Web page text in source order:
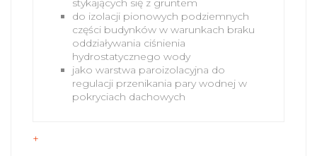
stykających się z gruntem
do izolacji pionowych podziemnych
części budynków w warunkach braku
oddziaływania ciśnienia
hydrostatycznego wody
jako warstwa paroizolacyjna do
regulacji przenikania pary wodnej w
pokryciach dachowych
+